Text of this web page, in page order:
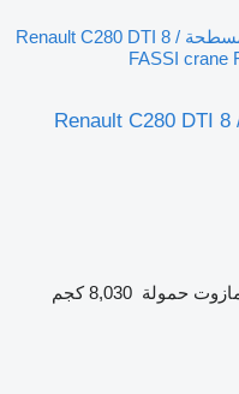
شاحنة مسطحة Renault C280 DTI 8 /
FASSI crane
Renault C280 DTI
حمولة 8,030 كجم